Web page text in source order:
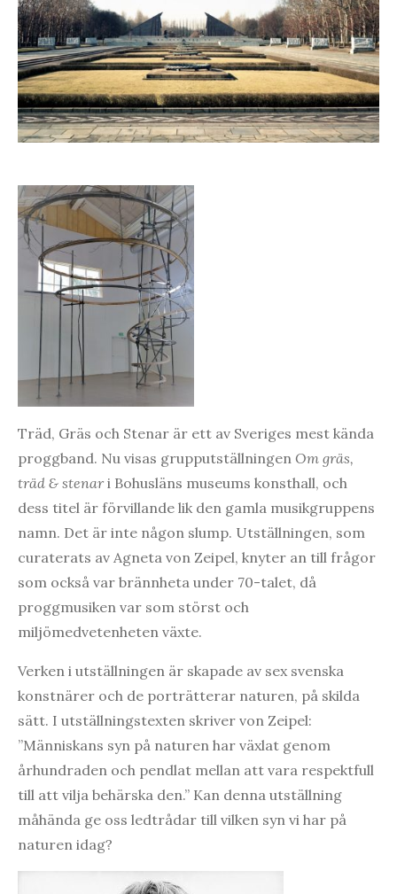
Träd, Gräs och Stenar är ett av Sveriges mest kända
proggband. Nu visas grupputställningen Om gräs,
träd & stenar i Bohusläns museums konsthall, och
dess titel är förvillande lik den gamla musikgruppens
namn. Det är inte någon slump. Utställningen, som
curaterats av Agneta von Zeipel, knyter an till frågor
som också var brännheta under 70-talet, då
proggmusiken var som störst och
miljömedvetenheten växte.
Verken i utställningen är skapade av sex svenska
konstnärer och de porträtterar naturen, på skilda
sätt. I utställningstexten skriver von Zeipel:
”Människans syn på naturen har växlat genom
århundraden och pendlat mellan att vara respektfull
till att vilja behärska den.” Kan denna utställning
måhända ge oss ledtrådar till vilken syn vi har på
naturen idag?